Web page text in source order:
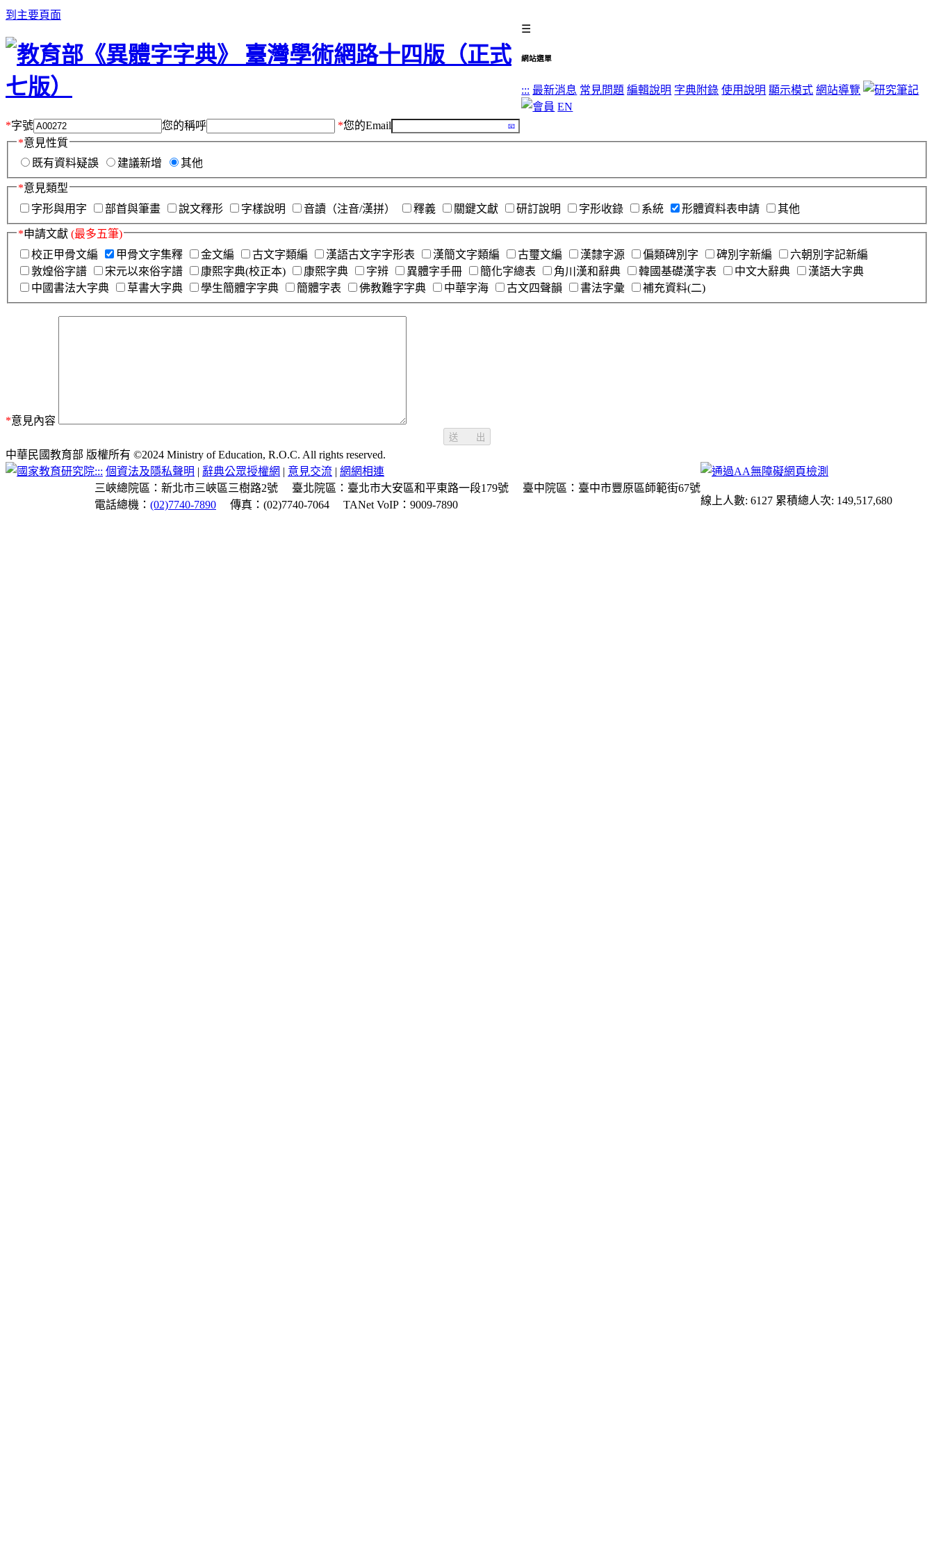
到主要頁面
☰
網站選單
::: 最新消息 常見問題 編輯說明 字典附錄 使用說明 顯示模式 網站導覽
EN
*字號 您的稱呼 *您的Email
*意見性質
既有資料疑誤
建議新增 其他
*意見類型
字形與用字
部首與筆畫 說文釋形 字樣說明 音讀（注音/漢拼） 釋義 關鍵文獻 研訂說明 字形收錄 系統 形體資料表申請 其他
*申請文獻 (最多五筆)
校正甲骨文編
甲骨文字集釋 金文編 古文字類編 漢語古文字字形表 漢簡文字類編 古璽文編 漢隸字源 偏類碑別字 碑別字新編
六朝別字記新編
敦煌俗字譜
宋元以來俗字譜 康熙字典(校正本) 康熙字典 字辨 異體字手冊 簡化字總表 角川漢和辭典 韓國基礎漢字表 中文大辭典
漢語大字典
中國書法大字典
草書大字典 學生簡體字字典 簡體字表 佛教難字字典 中華字海 古文四聲韻 書法字彙 補充資料(二)
*意見內容
送 出
中華民國教育部 版權所有 ©2024 Ministry of Education, R.O.C. All rights reserved.
::: 個資法及隱私聲明 | 辭典公眾授權網 | 意見交流 | 網網相連
三峽總院區：新北市三峽區三樹路2號
臺北院區：臺北市大安區和平東路一段179號
臺中院區：臺中市豐原區師範街67號
電話總機： (02)7740-7890 傳真：(02)7740-7064 TANet VoIP：9009-7890 線上人數: 6127 累積總人次: 149,517,680